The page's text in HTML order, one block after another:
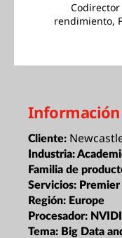
rendimiento,
Cliente:
Industria:
Familia de
Servicios:
Región: Europe
Procesador:
Tema: Big Data